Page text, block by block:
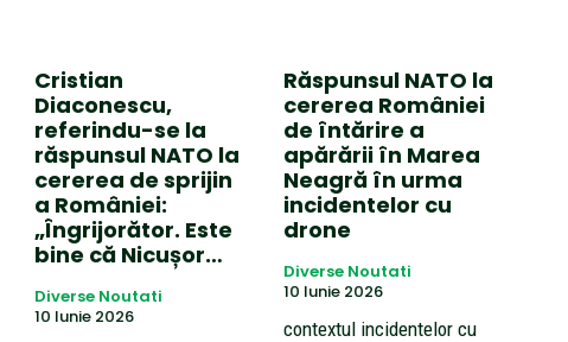
Cristian
Diaconescu,
referindu-se la
răspunsul NATO la
cererea de sprijin
a României:
„Îngrijorător. Este
bine că Nicușor…
Diverse Noutati
10 Iunie 2026
Răspunsul NATO la
cererea României
de întărire a
apărării în Marea
Neagră în urma
incidentelor cu
drone
Diverse Noutati
10 Iunie 2026
contextul incidentelor cu